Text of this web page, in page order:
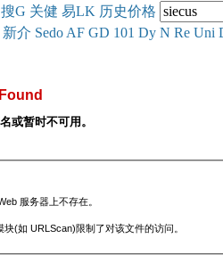
搜G 关健 易LK 历史价格
新介 Sedo AF GD 101 Dy N Re Uni